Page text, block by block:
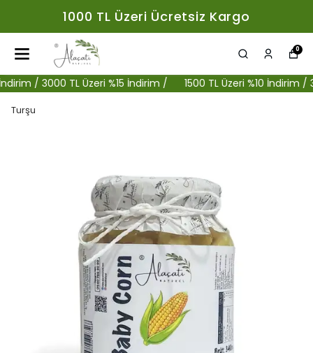
1000 TL Üzeri Ücretsiz Kargo
0
/ 3000 TL Üzeri %15 İndirim / 1500 TL Üzeri %10 İndirim /
Turşu